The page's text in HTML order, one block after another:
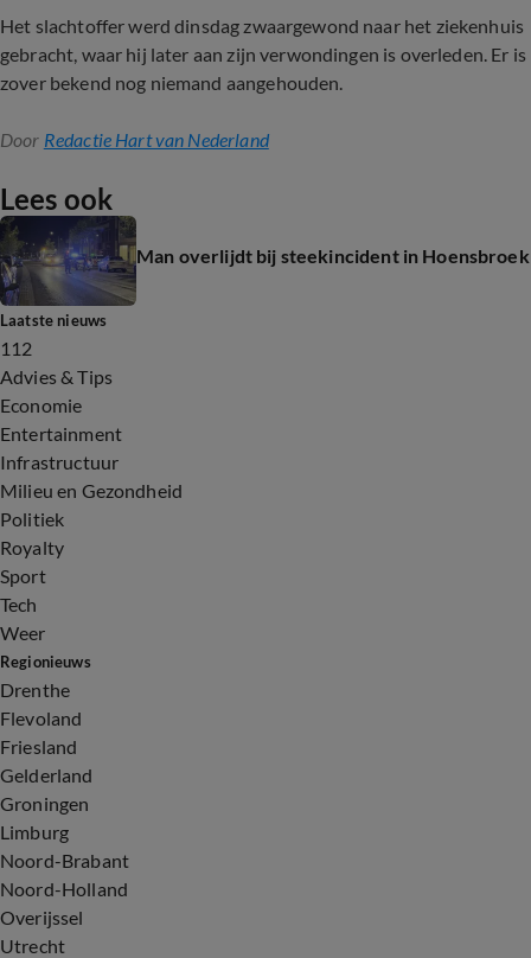
Het slachtoffer werd dinsdag zwaargewond naar het ziekenhuis
gebracht, waar hij later aan zijn verwondingen is overleden. Er is
zover bekend nog niemand aangehouden.
Door Redactie Hart van Nederland
Lees ook
Man overlijdt bij steekincident in Hoensbroek
Laatste nieuws
112
Advies & Tips
Economie
Entertainment
Infrastructuur
Milieu en Gezondheid
Politiek
Royalty
Sport
Tech
Weer
Regionieuws
Drenthe
Flevoland
Friesland
Gelderland
Groningen
Limburg
Noord-Brabant
Noord-Holland
Overijssel
Utrecht